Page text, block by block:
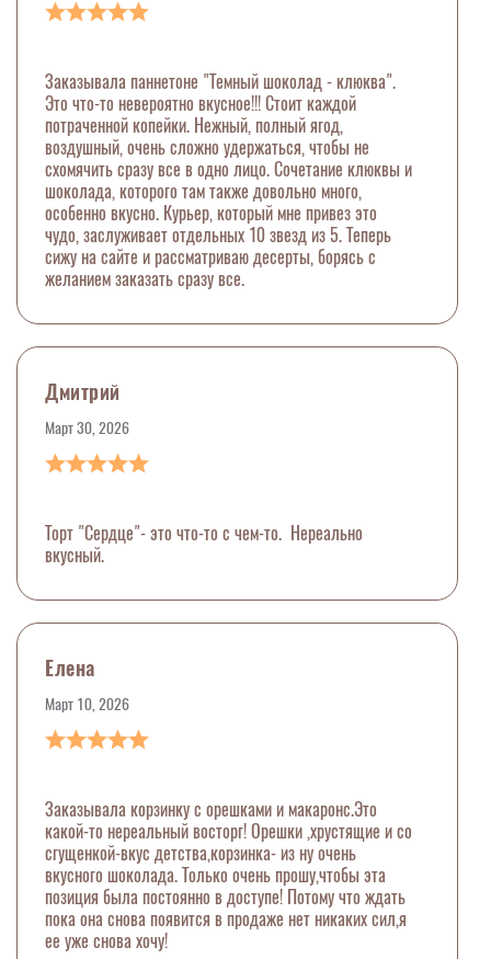
Заказывала паннетоне "Темный шоколад - клюква".
Это что-то невероятно вкусное!!! Стоит каждой
потраченной копейки. Нежный, полный ягод,
воздушный, очень сложно удержаться, чтобы не
схомячить сразу все в одно лицо. Сочетание клюквы и
шоколада, которого там также довольно много,
особенно вкусно. Курьер, который мне привез это
чудо, заслуживает отдельных 10 звезд из 5. Теперь
сижу на сайте и рассматриваю десерты, борясь с
желанием заказать сразу все.
Дмитрий
Март 30, 2026
Торт "Сердце"- это что-то с чем-то. Нереально
вкусный.
Елена
Март 10, 2026
Заказывала корзинку с орешками и макаронс.Это
какой-то нереальный восторг! Орешки ,хрустящие и со
сгущенкой-вкус детства,корзинка- из ну очень
вкусного шоколада. Только очень прошу,чтобы эта
позиция была постоянно в доступе! Потому что ждать
пока она снова появится в продаже нет никаких сил,я
ее уже снова хочу!